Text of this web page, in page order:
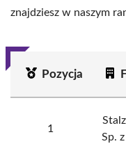
znajdziesz w naszym
Pozycja
1
Sp.